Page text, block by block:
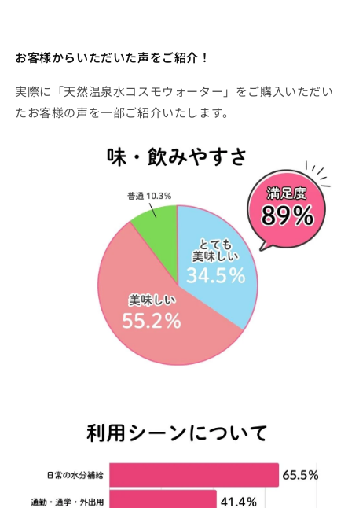
お客様からいただいた声をご紹介！
実際に「天然温泉水コスモウォーター」をご購入いただい
たお客様の声を一部ご紹介いたします。